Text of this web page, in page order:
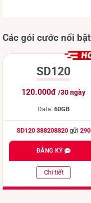
Các gói cước nổi bật
SD120
120.000đ /30 ngày
Data: 60GB
SD120 388208820 gửi 290
ĐĂNG KÝ
Chi tiết